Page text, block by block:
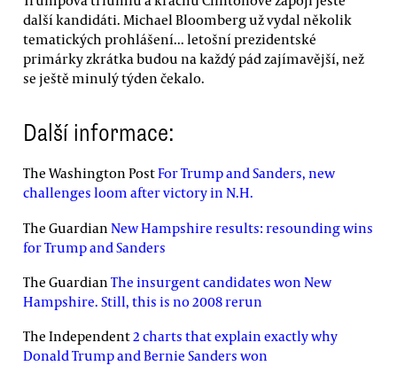
další kandidáti. Michael Bloomberg už vydal několik
tematických prohlášení... letošní prezidentské
primárky zkrátka budou na každý pád zajímavější, než
se ještě minulý týden čekalo.
Další informace:
The Washington PostFor Trump and Sanders, new
challenges loom after victory in N.H.
The Guardian New Hampshire results: resounding wins
for Trump and Sanders
The Guardian The insurgent candidates won New
Hampshire. Still, this is no 2008 rerun
The Independent2 charts that explain exactly why
Donald Trump and Bernie Sanders won